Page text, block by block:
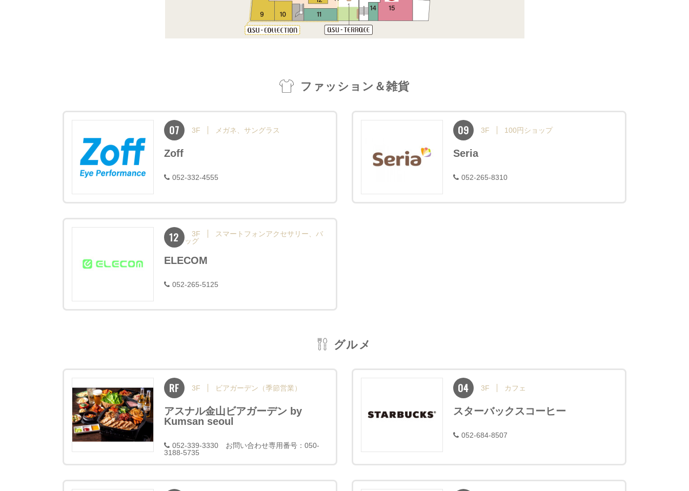
ファッション＆雑貨
07 3F メガネ、サングラス
Zoff
052-332-4555
09 3F 100円ショップ
Seria
052-265-8310
12 3F
スマートフォンアクセサリー、バ
ッグ
ELECOM
052-265-5125
グルメ
RF 3F ビアガーデン（季節営業）
アスナル金山ビアガーデン by
Kumsan seoul
052-339-3330 お問い合わせ専用番号：050-
3188-5735
04 3F カフェ
スターバックスコーヒー
052-684-8507